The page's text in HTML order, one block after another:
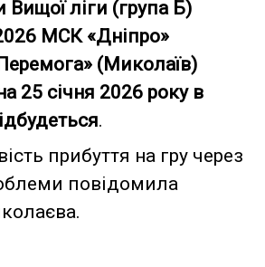
Вищої ліги (група Б)
МСК «Дніпро»
(Миколаїв)
25 січня 2026 року в
.
прибуття на гру через
повідомила